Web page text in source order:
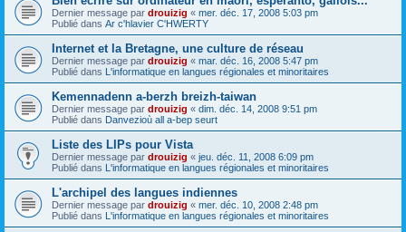
Dernier message par drouizig « mer. déc. 17, 2008 5:03 pm
Publié dans Ar c'hlavier C'HWERTY
Internet et la Bretagne, une culture de réseau
Dernier message par drouizig « mar. déc. 16, 2008 5:47 pm
Publié dans L'informatique en langues régionales et minoritaires
Kemennadenn a-berzh breizh-taiwan
Dernier message par drouizig « dim. déc. 14, 2008 9:51 pm
Publié dans Danvezioù all a-bep seurt
Liste des LIPs pour Vista
Dernier message par drouizig « jeu. déc. 11, 2008 6:09 pm
Publié dans L'informatique en langues régionales et minoritaires
L'archipel des langues indiennes
Dernier message par drouizig « mer. déc. 10, 2008 2:48 pm
Publié dans L'informatique en langues régionales et minoritaires